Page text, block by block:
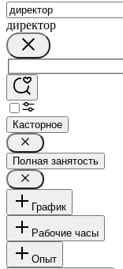
директор
Касторное
Полная занятость
График
Рабочие часы
Опыт